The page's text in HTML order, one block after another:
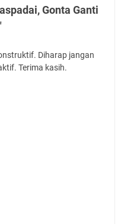
Gonta Ganti
Diharap jangan
Terima kasih.